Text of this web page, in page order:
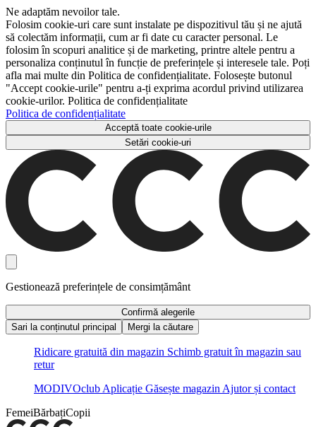
Ne adaptăm nevoilor tale.
Folosim cookie-uri care sunt instalate pe dispozitivul tău și ne ajută
să colectăm informații, cum ar fi date cu caracter personal. Le
folosim în scopuri analitice și de marketing, printre altele pentru a
personaliza conținutul în funcție de preferințele și interesele tale. Poți
afla mai multe din Politica de confidențialitate. Folosește butonul
"Accept cookie-urile" pentru a-ți exprima acordul privind utilizarea
cookie-urilor. Politica de confidențialitate
Politica de confidențialitate
Acceptă toate cookie-urile
Setări cookie-uri
Gestionează preferințele de consimțământ
Confirmă alegerile
Sari la conținutul principal
Mergi la căutare
Ridicare gratuită din magazin Schimb gratuit în magazin sau
retur
MODIVOclub Aplicație Găsește magazin Ajutor și contact
FemeiBărbațiCopii